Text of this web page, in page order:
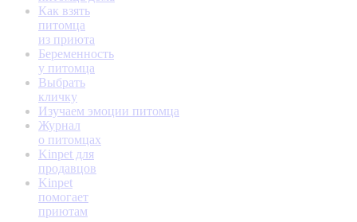
Как взять
питомца
из приюта
Беременность
у питомца
Выбрать
кличку
Изучаем эмоции питомца
Журнал
о питомцах
Kinpet для
продавцов
Kinpet
помогает
приютам